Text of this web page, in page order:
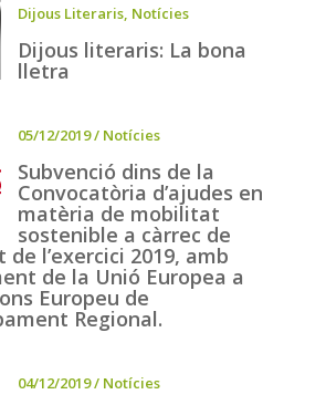
Dijous Literaris, Notícies
Dijous literaris: La bona
lletra
05/12/2019/ Notícies
Subvenció dins de la
Convocatòria d’ajudes en
matèria de mobilitat
sostenible a càrrec de
de l’exercici 2019, amb
de la Unió Europea a
Europeu de
Regional.
04/12/2019/ Notícies